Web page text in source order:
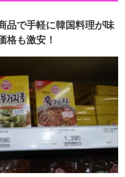
品で手軽に韓国料理が味
格も激安！